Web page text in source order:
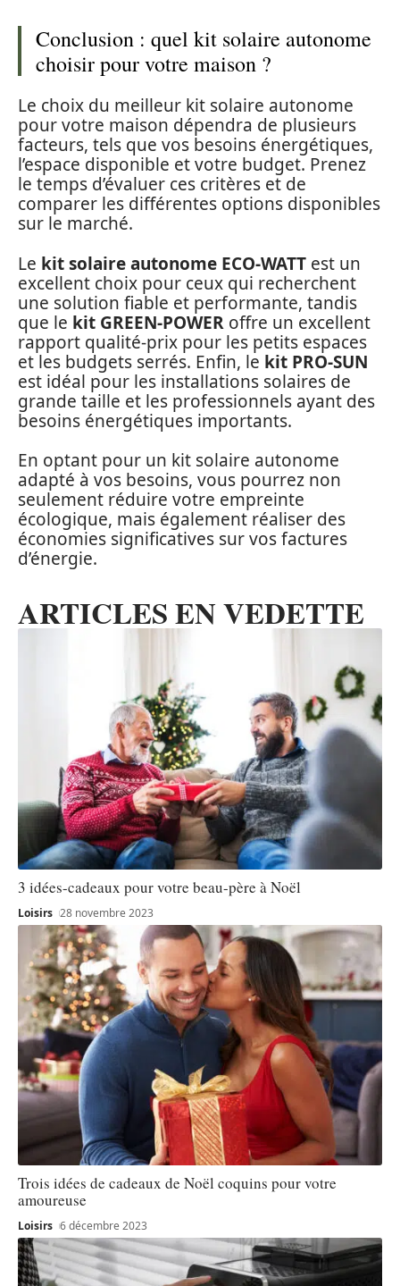
Conclusion : quel kit solaire autonome
choisir pour votre maison ?
Le choix du meilleur kit solaire autonome
pour votre maison dépendra de plusieurs
facteurs, tels que vos besoins énergétiques,
l’espace disponible et votre budget. Prenez
le temps d’évaluer ces critères et de
comparer les différentes options disponibles
sur le marché.
Le kit solaire autonome ECO-WATT est un
excellent choix pour ceux qui recherchent
une solution fiable et performante, tandis
que le kit GREEN-POWER offre un excellent
rapport qualité-prix pour les petits espaces
et les budgets serrés. Enfin, le kit PRO-SUN
est idéal pour les installations solaires de
grande taille et les professionnels ayant des
besoins énergétiques importants.
En optant pour un kit solaire autonome
adapté à vos besoins, vous pourrez non
seulement réduire votre empreinte
écologique, mais également réaliser des
économies significatives sur vos factures
d’énergie.
ARTICLES EN VEDETTE
3 idées-cadeaux pour votre beau-père à Noël
Loisirs 28 novembre 2023
Trois idées de cadeaux de Noël coquins pour votre
amoureuse
Loisirs 6 décembre 2023